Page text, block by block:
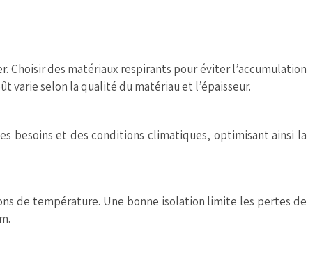
des matériaux respirants pour éviter l’accumulation
varie selon la qualité du matériau et l’épaisseur.
besoins et des conditions climatiques, optimisant ainsi la
de température. Une bonne isolation limite les pertes de